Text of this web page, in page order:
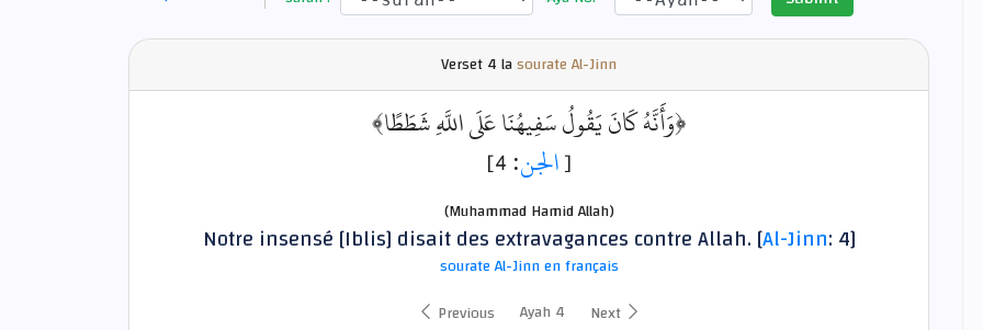
Verset4 lasourate Al-Jinn
﴿وَأَنَّهُ كَانَ يَقُولُ سَفِيهُنَا عَلَى اللَّهِ شَطَطًا﴾
[الجن: 4]
(Muhammad Hamid Allah)
Notre insensé [Iblis] disait des extravagances contre Allah. [Al-Jinn: 4]
sourate Al-Jinn en français
Previous
Ayah 4 Next